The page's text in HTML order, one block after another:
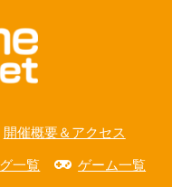
開催概要＆アクセス
一覧 ゲーム一覧